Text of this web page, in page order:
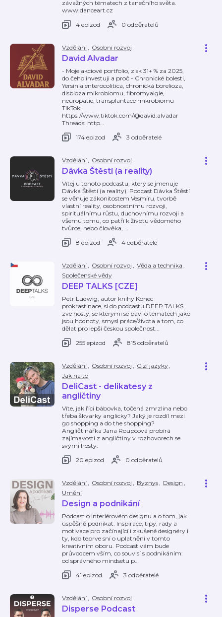
závažných tématech z tanečního světa.
www.danceart.cz
4 epizod
0 odběratelů
Vzdělání, Osobní rozvoj
David Alvadar
- Moje akciové portfolio, zisk 31+ % za 2025,
do čeho investuji a proč - Chronické bolesti,
Yersinia enterocolitica, chronická borelioza,
disbioza mikrobiomu, fibromyalgie,
neuropatie, transplantace mikrobiomu
TikTok:
https://www.tiktok.com/@david.alvadar
Threads: http…
174 epizod
3 odběratelé
Vzdělání, Osobní rozvoj
Dávka Štěstí (a reality)
Vítej u tohoto podcastu, který se jmenuje
Dávka Štěstí (a reality). Podcast Dávka Štěstí
se věnuje zákonitostem Vesmíru, tvorbě
vlastní reality, osobnostnímu rozvoji,
spirituálnímu růstu, duchovnímu rozvoji a
všemu tomu, co patří k životu vědomého
tvůrce, nebo člověka, …
8 epizod
4 odběratelé
Vzdělání, Osobní rozvoj , Věda a technika ,
Společenské vědy
DEEP TALKS [CZE]
Petr Ludwig, autor knihy Konec
prokrastinace, si do podcastu DEEP TALKS
zve hosty, se kterými se baví o tématech jako
jsou hodnoty, smysl práce/života a tom, co
dělat pro lepší českou společnost...
255 epizod
815 odběratelů
Vzdělání, Osobní rozvoj , Cizí jazyky,
Jak na to
DeliCast - delikatesy z
angličtiny
Víte, jak říci bábovka, točená zmrzlina nebo
třeba škvarky anglicky? Jaký je rozdíl mezi
go shopping a do the shopping?
Angličtinářka Jana Roupcová probírá
zajímavosti z angličtiny v rozhovorech se
svými hosty.
20 epizod
0 odběratelů
Vzdělání, Osobní rozvoj , Byznys, Design ,
Umění
Design a podnikání
Podcast o interiérovém designu a o tom, jak
úspěšně podnikat. Inspirace, tipy, rady a
motivace pro začínající i zkušené designéry i
ty, kdo teprve sní o uplatnění v tomto
kreativním oboru. Podcast vám bude
průvodcem vším, co souvisí s podnikáním:
od správného mindsetu p…
41 epizod
3 odběratelé
Vzdělání, Osobní rozvoj
Disperse Podcast